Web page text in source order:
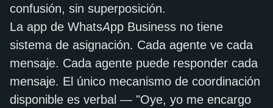
confusión, sin superposición.
La app de WhatsApp Business no tiene
sistema de asignación. Cada agente ve cada
mensaje. Cada agente puede responder cada
mensaje. El único mecanismo de coordinación
disponible es verbal — "Oye, yo me encargo